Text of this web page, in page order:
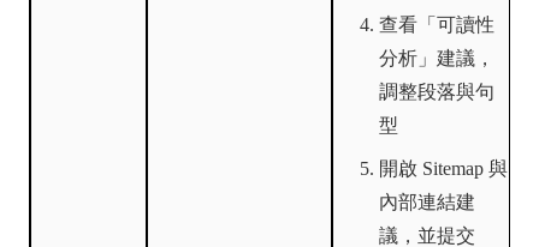
查看「可讀性
分析」建議，
調整段落與句
型
開啟 Sitemap 與
內部連結建
議，並提交